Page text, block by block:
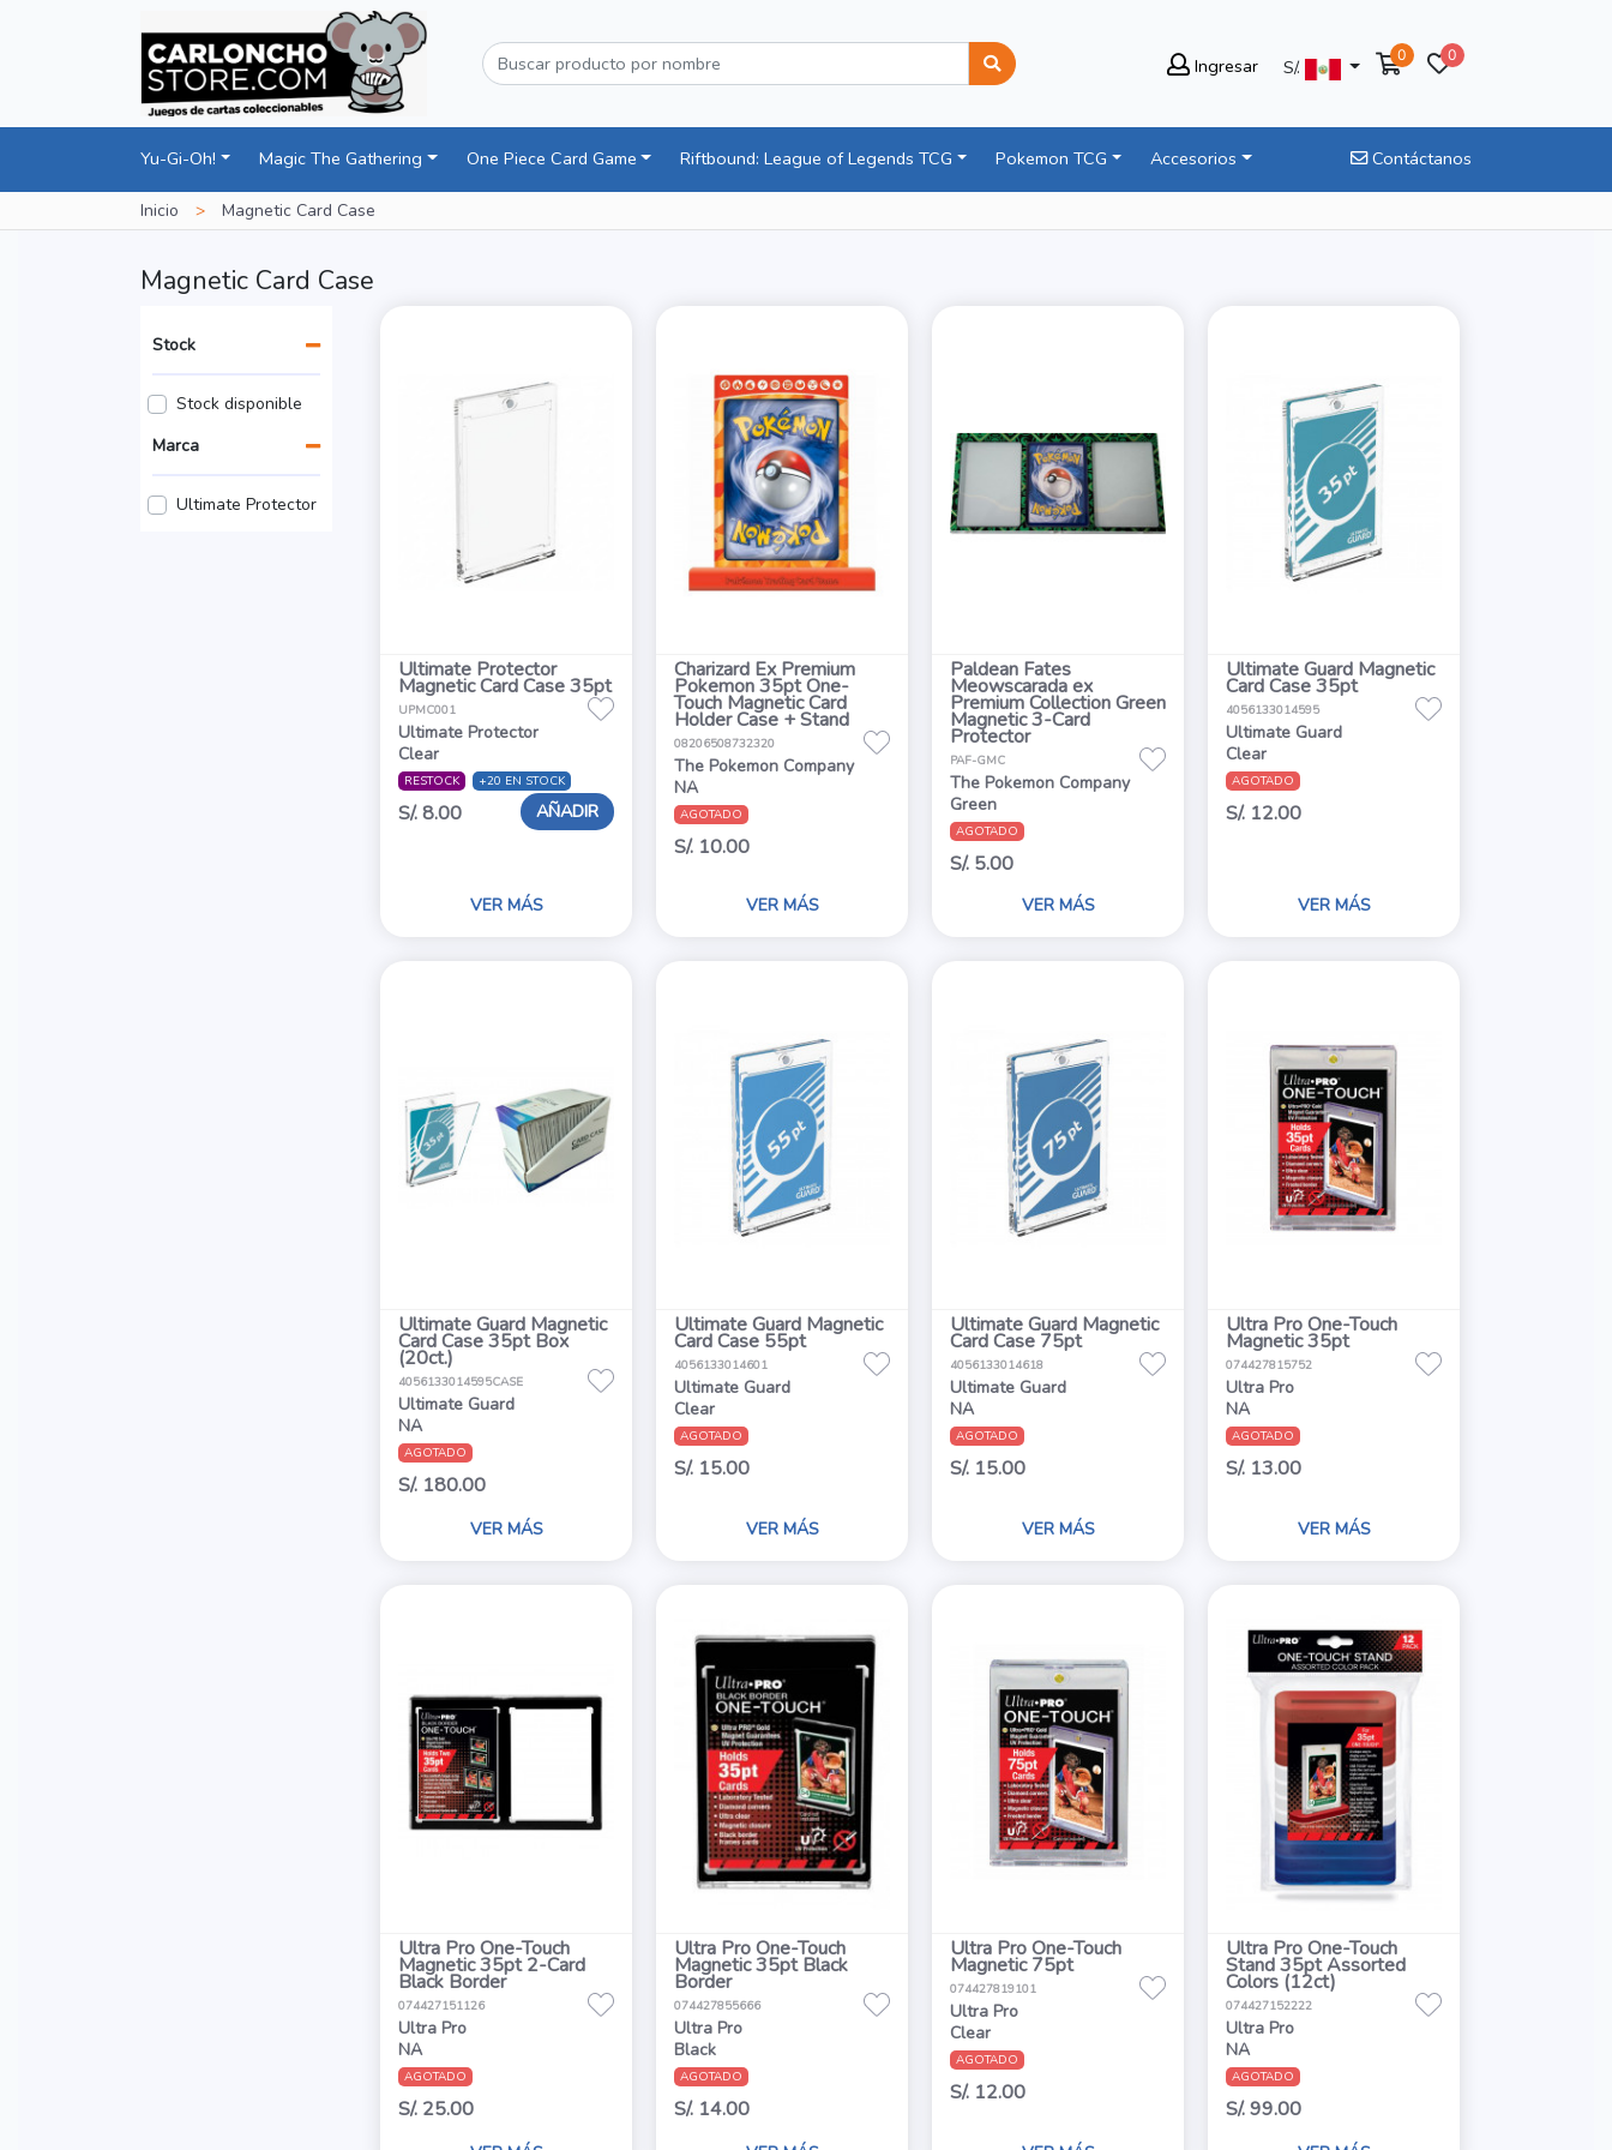
Ingresar S/.
0 0
Yu-Gi-Oh! Magic The Gathering One Piece Card Game Riftbound: League of Legends TCG Pokemon TCG Accesorios Contáctanos
Inicio > Magnetic Card Case
Magnetic Card Case
Stock
Stock disponible
Marca
Ultimate Protector
Ultimate Protector
Magnetic Card Case 35pt
UPMC001
Ultimate Protector
Clear
RESTOCK +20 EN STOCK
S/. 8.00 AÑADIR
VER MÁS
Charizard Ex Premium
Pokemon 35pt One-
Touch Magnetic Card
Holder Case + Stand
08206508732320
The Pokemon Company
NA
AGOTADO
S/. 10.00
VER MÁS
Paldean Fates
Meowscarada ex
Premium Collection Green
Magnetic 3-Card
Protector
PAF-GMC
The Pokemon Company
Green
AGOTADO
S/. 5.00
VER MÁS
Ultimate Guard Magnetic
Card Case 35pt
4056133014595
Ultimate Guard
Clear
AGOTADO
S/. 12.00
VER MÁS
Ultimate Guard Magnetic
Card Case 35pt Box
(20ct.)
4056133014595CASE
Ultimate Guard
NA
AGOTADO
S/. 180.00
VER MÁS
Ultimate Guard Magnetic
Card Case 55pt
4056133014601
Ultimate Guard
Clear
AGOTADO
S/. 15.00
VER MÁS
Ultimate Guard Magnetic
Card Case 75pt
4056133014618
Ultimate Guard
NA
AGOTADO
S/. 15.00
VER MÁS
Ultra Pro One-Touch
Magnetic 35pt
074427815752
Ultra Pro
NA
AGOTADO
S/. 13.00
VER MÁS
Ultra Pro One-Touch
Magnetic 35pt 2-Card
Black Border
074427151126
Ultra Pro
NA
AGOTADO
S/. 25.00
Ultra Pro One-Touch
Magnetic 35pt Black
Border
074427855666
Ultra Pro
Black
AGOTADO
S/. 14.00
Ultra Pro One-Touch
Magnetic 75pt
074427819101
Ultra Pro
Clear
AGOTADO
S/. 12.00
Ultra Pro One-Touch
Stand 35pt Assorted
Colors (12ct)
074427152222
Ultra Pro
NA
AGOTADO
S/. 99.00